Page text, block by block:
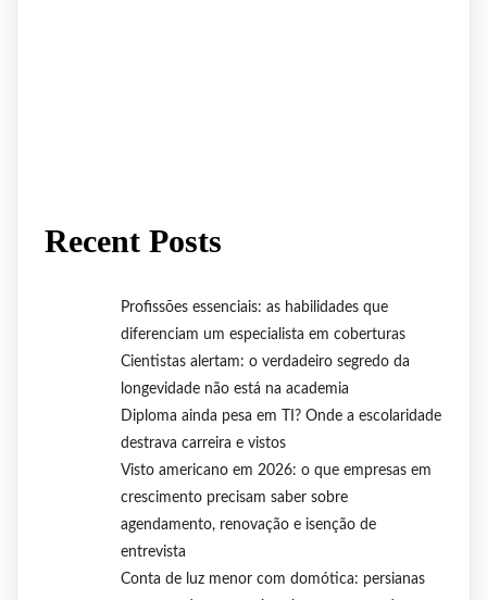
Recent Posts
Profissões essenciais: as habilidades que
diferenciam um especialista em coberturas
Cientistas alertam: o verdadeiro segredo da
longevidade não está na academia
Diploma ainda pesa em TI? Onde a escolaridade
destrava carreira e vistos
Visto americano em 2026: o que empresas em
crescimento precisam saber sobre
agendamento, renovação e isenção de
entrevista
Conta de luz menor com domótica: persianas